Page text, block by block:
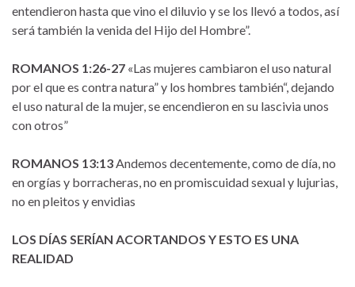
entendieron hasta que vino el diluvio y se los llevó a todos, así
será también la venida del Hijo del Hombre”.
ROMANOS 1:26-27 «Las mujeres cambiaron el uso natural
por el que es contra natura” y los hombres también“, dejando
el uso natural de la mujer, se encendieron en su lascivia unos
con otros”
ROMANOS 13:13 Andemos decentemente, como de día, no
en orgías y borracheras, no en promiscuidad sexual y lujurias,
no en pleitos y envidias
LOS DÍAS SERÍAN ACORTANDOS Y ESTO ES UNA
REALIDAD